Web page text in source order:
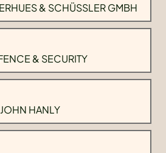
& SCHÜSSLER GMBH
& SECURITY
JOHN HANLY